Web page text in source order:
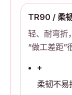
TR90 / 柔
轻、耐弯折
“做工差距”
+
柔韧不易